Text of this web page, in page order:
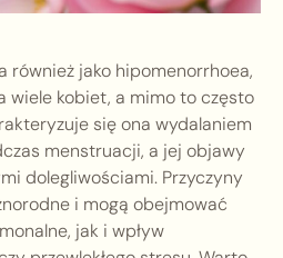
również jako hipomenorrhoea,
wiele kobiet, a mimo to często
się ona wydalaniem
menstruacji, a jej objawy
dolegliwościami. Przyczyny
i mogą obejmować
jak i wpływ